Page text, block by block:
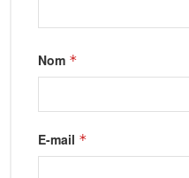
Nom *
E-mail *